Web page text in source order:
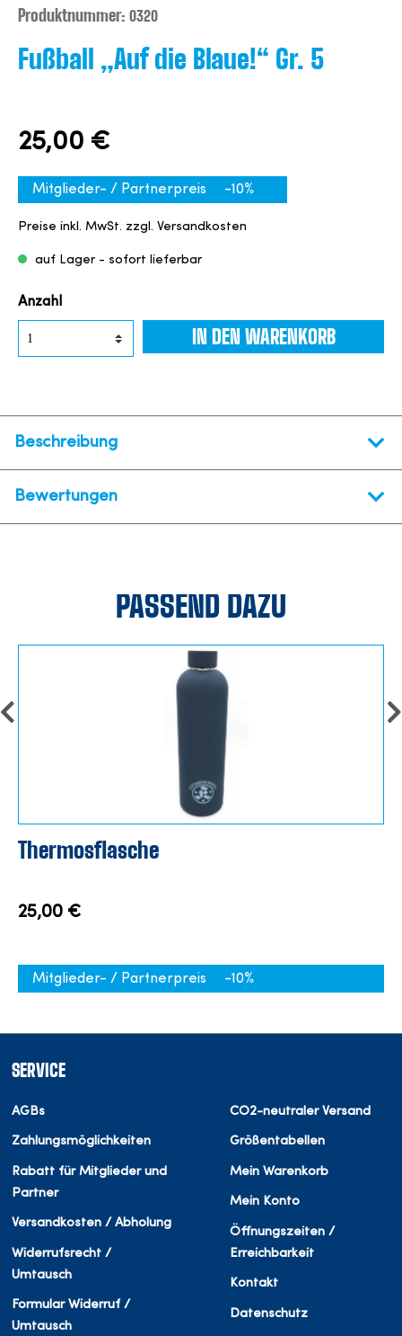
Produktnummer: 0320
Fußball „Auf die Blaue!“ Gr. 5
25,00 €
Mitglieder- / Partnerpreis -10%
Preise inkl. MwSt. zzgl. Versandkosten
auf Lager - sofort lieferbar
Anzahl
IN DEN WARENKORB
Beschreibung
Bewertungen
PASSEND DAZU
Thermosflasche
25,00 €
Mitglieder- / Partnerpreis -10%
SERVICE
AGBs
Zahlungsmöglichkeiten
Rabatt für Mitglieder und
Partner
Versandkosten / Abholung
Widerrufsrecht /
Umtausch
Formular Widerruf /
Umtausch
CO2-neutraler Versand
Größentabellen
Mein Warenkorb
Mein Konto
Öffnungszeiten /
Erreichbarkeit
Kontakt
Datenschutz